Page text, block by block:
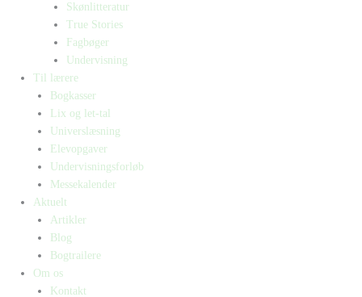
Skønlitteratur
True Stories
Fagbøger
Undervisning
Til lærere
Bogkasser
Lix og let-tal
Universlæsning
Elevopgaver
Undervisningsforløb
Messekalender
Aktuelt
Artikler
Blog
Bogtrailere
Om os
Kontakt